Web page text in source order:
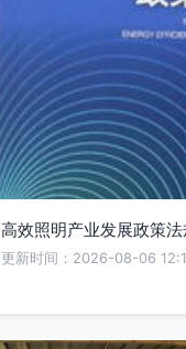
高效照明产业发展政策
更新时间：2026-08-06